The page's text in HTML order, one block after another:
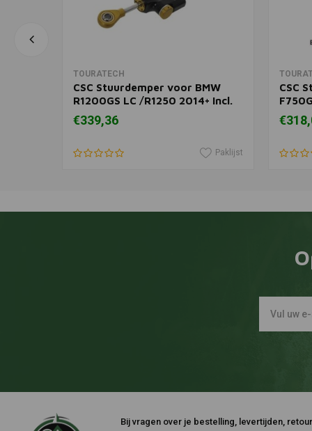
In winkelwagen
TOURATECH
CSC Stuurdemper voor BMW
R1200GS LC /R1250 2014+ Incl.
Montage Kit
€339,36
Paklijst
CSC
Bij vragen over je bestelling, levertijden,